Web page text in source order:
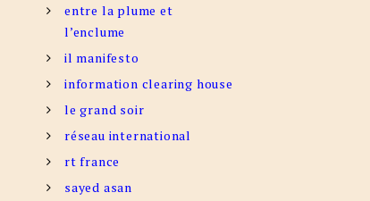
entre la plume et
l’enclume
il manifesto
information clearing house
le grand soir
réseau international
rt france
sayed asan